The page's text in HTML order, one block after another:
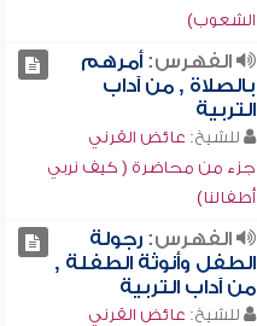
الشعوب)
الفهرس:أمرهم
بالصلاة , من آداب
التربية
للشيخ: عائض القرني
جزء من محاضرة ( كيف نربي
أطفالنا)
الفهرس:رجولة
الطفل وأنوثة الطفلة ,
من آداب التربية
للشيخ: عائض القرني